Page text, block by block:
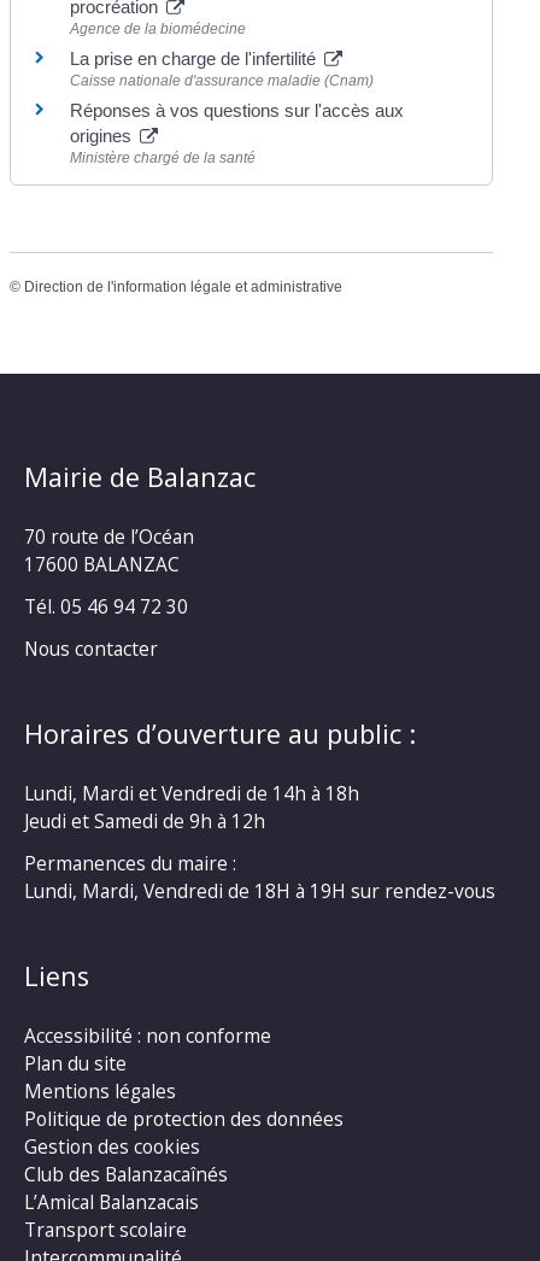
procréation
Agence de la biomédecine
La prise en charge de l'infertilité
Caisse nationale d'assurance maladie (Cnam)
Réponses à vos questions sur l'accès aux
origines
Ministère chargé de la santé
© Direction de l'information légale et administrative
Mairie de Balanzac
70 route de l’Océan
17600 BALANZAC
Tél. 05 46 94 72 30
Nous contacter
Horaires d’ouverture au public :
Lundi, Mardi et Vendredi de 14h à 18h
Jeudi et Samedi de 9h à 12h
Permanences du maire :
Lundi, Mardi, Vendredi de 18H à 19H sur rendez-vous
Liens
Accessibilité : non conforme
Plan du site
Mentions légales
Politique de protection des données
Gestion des cookies
Club des Balanzacaînés
L’Amical Balanzacais
Transport scolaire